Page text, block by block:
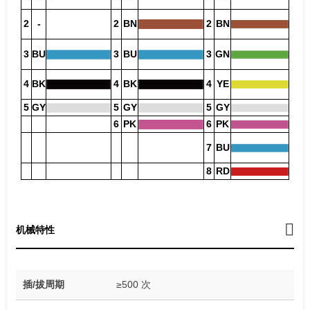
2 - 2 BN 2 BN
3 BU 3 BU 3 GN
4 BK 4 BK 4 YE
5 GY 5 GY 5 GY
6 PK 6 PK
7 BU
8 RD
机械特性
插/拔周期 ≥500 次